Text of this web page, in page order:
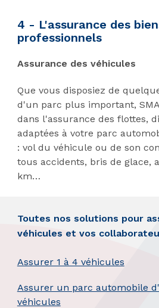
4 - L'assurance des
professionnels
Assurance des véhicules
Que vous disposiez de
d'un parc plus important,
dans l'assurance des flottes,
adaptées à votre parc
: vol du véhicule ou de son
tous accidents, bris de glace,
km…
Toutes nos solutions pour
véhicules et vos
Assurer 1 à 4 véhicules
Assurer un parc automobile
véhicules